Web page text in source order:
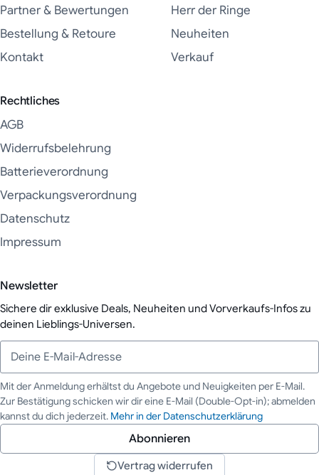
Partner & Bewertungen
Bestellung & Retoure
Kontakt
Herr der Ringe
Neuheiten
Verkauf
Rechtliches
AGB
Widerrufsbelehrung
Batterieverordnung
Verpackungsverordnung
Datenschutz
Impressum
Newsletter
Sichere dir exklusive Deals, Neuheiten und Vorverkaufs-Infos zu
deinen Lieblings-Universen.
Deine E-Mail-Adresse
Mit der Anmeldung erhältst du Angebote und Neuigkeiten per E-Mail.
Zur Bestätigung schicken wir dir eine E-Mail (Double-Opt-in); abmelden
kannst du dich jederzeit. Mehr in der Datenschutzerklärung
Abonnieren
Vertrag widerrufen